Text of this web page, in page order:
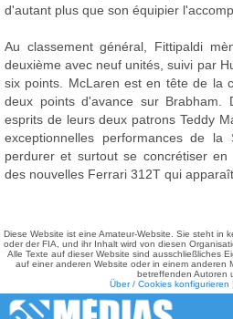
d'autant plus que son équipier
Au classement général, Fittipaldi
deuxième avec neuf unités, suivi par
six points. McLaren est en tête de la
deux points d'avance sur Brabham.
esprits de leurs deux patrons Teddy
exceptionnelles performances de
perdurer et surtout se concrétiser
des nouvelles Ferrari 312T qui
Diese Website ist eine Amateur-Website. Sie steht in
oder der FIA, und ihr Inhalt wird von diesen
Alle Texte auf dieser Website sind ausschließliches
auf einer anderen Website oder in einem anderen
betreffenden Autoren
Über / Cookies konfigurieren